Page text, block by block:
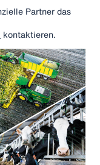
Partner das
kontaktieren.